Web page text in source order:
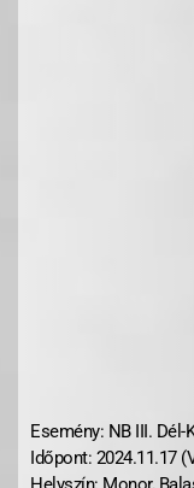
Esemény: NB III.
Időpont: 2024.11.17